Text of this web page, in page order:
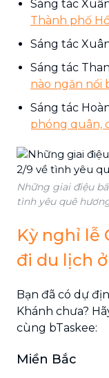
Sáng tác
Thành phố
Sáng tác
Sáng tác
nào ngăn nổi
Sáng tác
phóng quân,
Những giai điệu
tình yêu quê
Kỳ nghỉ lễ
đi du lịch
Bạn đã có dự
Khánh chưa?
cùng bTaskee:
Miền Bắc